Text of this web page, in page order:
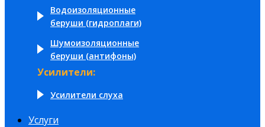
Водоизоляционные
беруши (гидроплаги)
Шумоизоляционные
беруши (антифоны)
Усилители:
Усилители слуха
Услуги